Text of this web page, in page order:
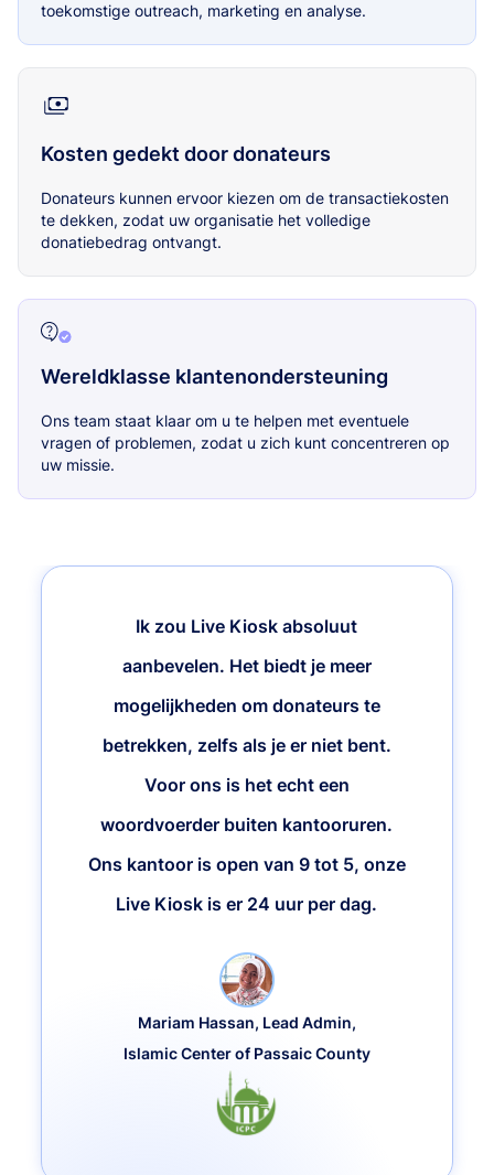
toekomstige outreach, marketing en analyse.
Kosten gedekt door donateurs
Donateurs kunnen ervoor kiezen om de transactiekosten
te dekken, zodat uw organisatie het volledige
donatiebedrag ontvangt.
Wereldklasse klantenondersteuning
Ons team staat klaar om u te helpen met eventuele
vragen of problemen, zodat u zich kunt concentreren op
uw missie.
Ik zou Live Kiosk absoluut
aanbevelen. Het biedt je meer
mogelijkheden om donateurs te
betrekken, zelfs als je er niet bent.
Voor ons is het echt een
woordvoerder buiten kantooruren.
Ons kantoor is open van 9 tot 5, onze
Live Kiosk is er 24 uur per dag.
Mariam Hassan, Lead Admin,
Islamic Center of Passaic County